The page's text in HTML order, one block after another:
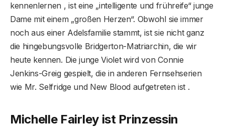
kennenlernen , ist eine „intelligente und frühreife“ junge
Dame mit einem „großen Herzen“. Obwohl sie immer
noch aus einer Adelsfamilie stammt, ist sie nicht ganz
die hingebungsvolle Bridgerton-Matriarchin, die wir
heute kennen. Die junge Violet wird von Connie
Jenkins-Greig gespielt, die in anderen Fernsehserien
wie Mr. Selfridge und New Blood aufgetreten ist .
Michelle Fairley ist Prinzessin